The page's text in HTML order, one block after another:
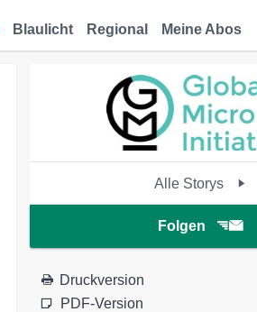
Blaulicht Regional Meine Abos
Alle Storys
Folgen
Druckversion
PDF-Version